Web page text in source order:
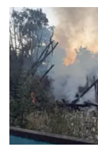
Ссылка на
+ Добавить
медиа
Текст
+
новости
КОНТАКТНЫЙ